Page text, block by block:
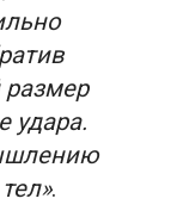
удара.
.